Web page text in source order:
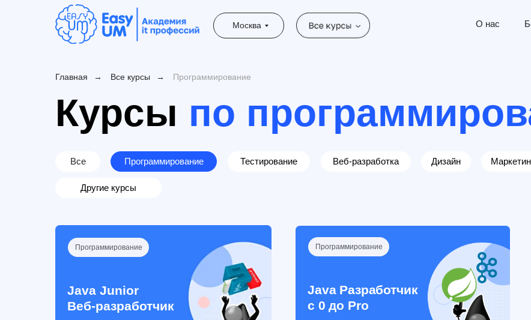
О нас
Москва
Главная → Все курсы → Программирование
Курсы по
Тестирование
Программирование
Все Дизайн
Веб-разработка
Другие курсы
Java Разработчик
с 0 до Pro
Программирование
Программирование
Java Junior
Веб-разработчик